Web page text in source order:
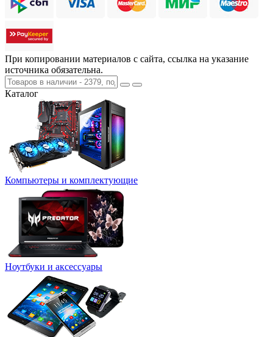
При копировании материалов с сайта, ссылка на указание
источника обязательна.
Каталог
Компьютеры и комплектующие
Ноутбуки и аксессуары